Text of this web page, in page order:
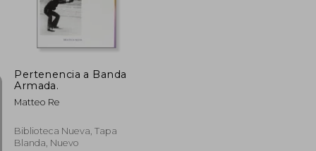
S/ 72,27 dcto.
Pertenencia a Banda
Armada.
Matteo Re
Biblioteca Nueva, Tapa
Blanda, Nuevo